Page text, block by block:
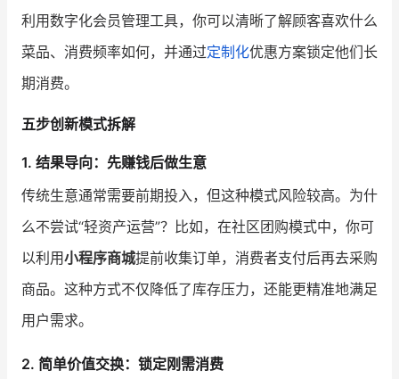
有赞云 数据通服务
利用数字化会员管理工具，你可以清晰了解顾客喜欢什么
菜品、消费频率如何，并通过定制化优惠方案锁定他们长
期消费。
五步创新模式拆解
1. 结果导向：先赚钱后做生意
传统生意通常需要前期投入，但这种模式风险较高。为什
么不尝试“轻资产运营”？比如，在社区团购模式中，你可
以利用小程序商城提前收集订单，消费者支付后再去采购
商品。这种方式不仅降低了库存压力，还能更精准地满足
用户需求。
2. 简单价值交换：锁定刚需消费